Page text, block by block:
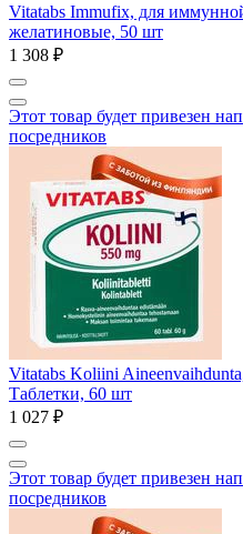
Vitatabs Immufix, для
желатиновые, 50 шт
1 308 ₽
Этот товар будет привезен
посредников
Vitatabs Koliini
Таблетки, 60 шт
1 027 ₽
Этот товар будет привезен
посредников